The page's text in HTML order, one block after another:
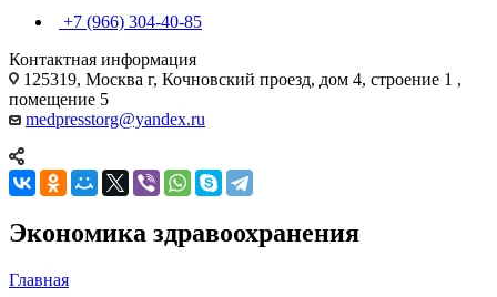
+7 (966) 304-40-85
Контактная информация
125319, Москва г, Кочновский проезд, дом 4, строение 1 ,
помещение 5
medpresstorg@yandex.ru
Экономика здравоохранения
Главная